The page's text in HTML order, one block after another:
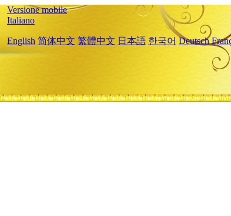
Versione mobile
Italiano
English 简体中文 繁體中文 日本語 한국어 Deutsch